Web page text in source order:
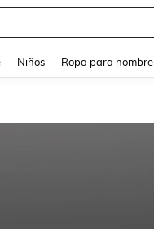
Niños Ropa para hombre